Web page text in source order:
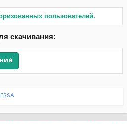
пользователей.
скачивания: